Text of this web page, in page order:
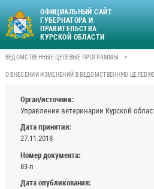
ОФИЦИАЛЬНЫЙ САЙТ
ГУБЕРНАТОРА И
ПРАВИТЕЛЬСТВА
КУРСКОЙ ОБЛАСТИ
ВЕДОМСТВЕННЫЕ ЦЕЛЕВЫЕ ПРОГРАММЫ >
О ВНЕСЕНИИ ИЗМЕНЕНИЙ В ВЕДОМСТВЕННУЮ
Орган/источник:
Управление ветеринарии Курской
Дата принятия:
27.11.2018
Номер документа:
83-п
Дата опубликования: